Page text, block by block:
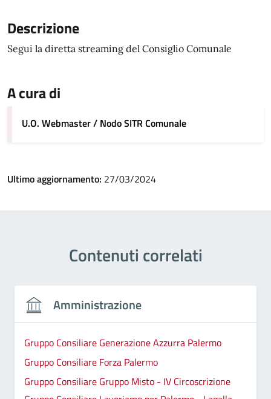
Descrizione
Segui la diretta streaming del Consiglio Comunale
A cura di
U.O. Webmaster / Nodo SITR Comunale
Ultimo aggiornamento: 27/03/2024
Contenuti correlati
Amministrazione
Gruppo Consiliare Generazione Azzurra Palermo
Gruppo Consiliare Forza Palermo
Gruppo Consiliare Gruppo Misto - IV Circoscrizione